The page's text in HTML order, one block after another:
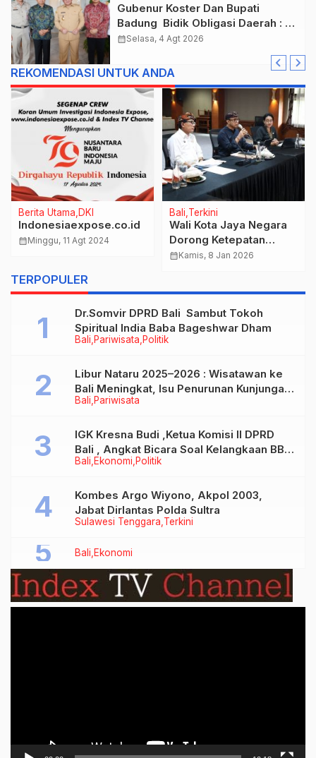
Gubenur Koster Dan Bupati
Badung Bidik Obligasi Daerah :
Gaspol Bangun Infrastruktur
calendar_monthSelasa, 4 Agt 2026
REKOMENDASI UNTUK ANDA
Berita Utama DKI
Indonesiaexpose.co.id
calendar_monthMinggu, 11 Agt 2024
Bali Terkini
Wali Kota Jaya Negara
Dorong Ketepatan
Waktu Penyusunan
calendar_monthKamis, 8 Jan 2026
TERPOPULER
Bali Pariwisata Politik
Dr.Somvir DPRD Bali Sambut Tokoh
Spiritual India Baba Bageshwar Dham
Bali Pariwisata
Libur Nataru 2025–2026 : Wisatawan ke
Bali Meningkat, Isu Penurunan Kunjungan
Tidak Benar
Bali Ekonomi Politik
IGK Kresna Budi ,Ketua Komisi II DPRD
Bali , Angkat Bicara Soal Kelangkaan BBM
Bersubsidi Jenis Solar
Sulawesi Tenggara Terkini
Kombes Argo Wiyono, Akpol 2003,
Jabat Dirlantas Polda Sultra
Bali Ekonomi